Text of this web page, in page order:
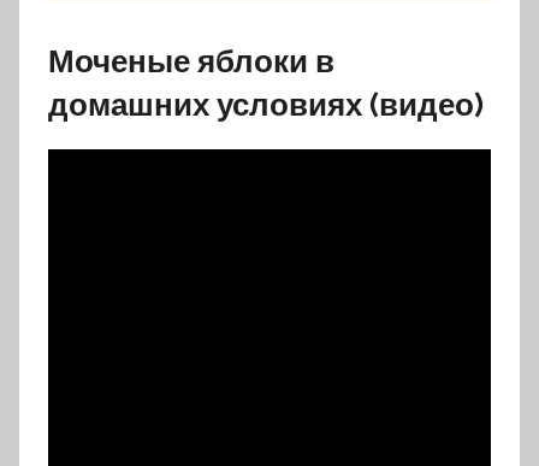
Моченые яблоки в
домашних условиях (видео)